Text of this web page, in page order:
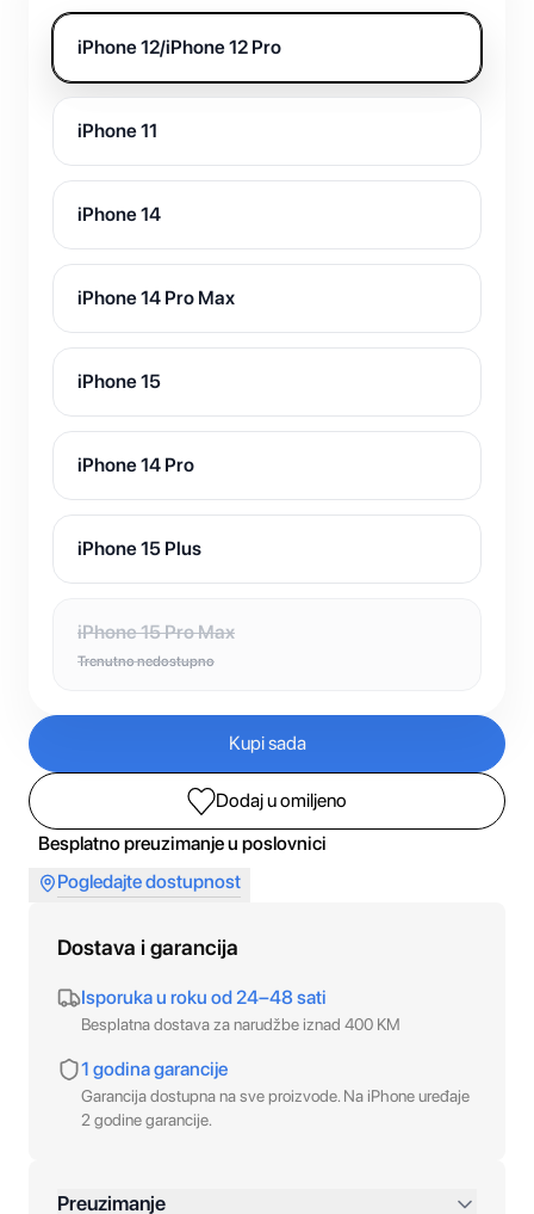
iPhone 12/iPhone 12 Pro
iPhone 11
iPhone 14
iPhone 14 Pro Max
iPhone 15
iPhone 14 Pro
iPhone 15 Plus
iPhone 15 Pro Max
Trenutno nedostupno
Kupi sada
Dodaj u omiljeno
Besplatno preuzimanje u poslovnici
Pogledajte dostupnost
Dostava i garancija
Isporuka u roku od 24–48 sati
Besplatna dostava za narudžbe iznad 400 KM
1 godina garancije
Garancija dostupna na sve proizvode. Na iPhone uređaje
2 godine garancije.
Preuzimanje